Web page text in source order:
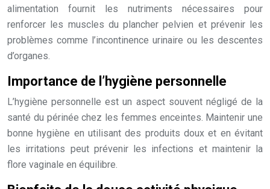
alimentation fournit les nutriments nécessaires pour
renforcer les muscles du plancher pelvien et prévenir les
problèmes comme l’incontinence urinaire ou les descentes
d’organes.
Importance de l’hygiène personnelle
L’hygiène personnelle est un aspect souvent négligé de la
santé du périnée chez les femmes enceintes. Maintenir une
bonne hygiène en utilisant des produits doux et en évitant
les irritations peut prévenir les infections et maintenir la
flore vaginale en équilibre.